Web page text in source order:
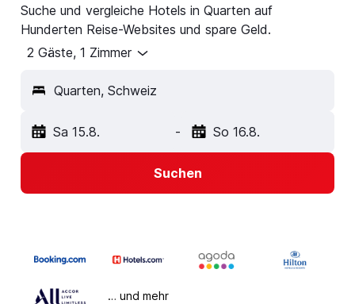
Suche und vergleiche Hotels in Quarten auf
Hunderten Reise-Websites und spare Geld.
2 Gäste, 1 Zimmer
Quarten, Schweiz
Sa 15.8. - So 16.8.
Suchen
… und mehr